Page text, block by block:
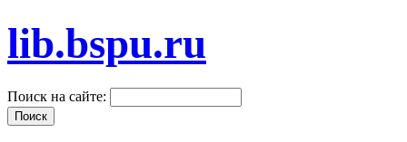
lib.bspu.ru
Поиск на сайте: